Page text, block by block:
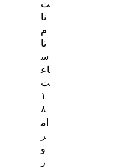
ت‌
نا
م
تا
س
اع
ت
۱
۸
ام
ر
و
ز